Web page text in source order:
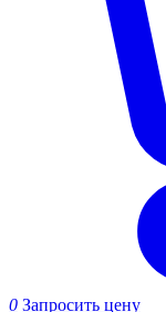
0 Запросить цену